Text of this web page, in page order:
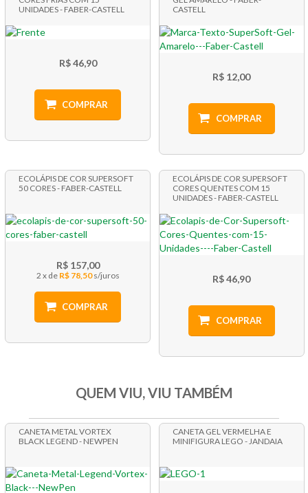
UNIDADES - FABER-CASTELL
R$ 46,90
COMPRAR
CASTELL
R$ 12,00
COMPRAR
ECOLÁPIS DE COR SUPERSOFT
50 CORES - FABER-CASTELL
R$ 157,00
2 x R$ 78,50
COMPRAR
ECOLÁPIS DE COR SUPERSOFT
CORES QUENTES COM 15
UNIDADES - FABER-CASTELL
R$ 46,90
COMPRAR
QUEM VIU, VIU TAMBÉM
CANETA METAL VORTEX
BLACK LEGEND - NEWPEN
CANETA GEL VERMELHA E
MINIFIGURA LEGO - JANDAIA